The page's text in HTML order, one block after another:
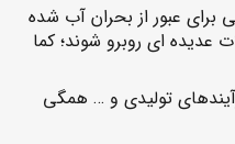
برای عبور از بحران آب شده
ای روبرو شوند؛ کما
تولیدی و … همگی